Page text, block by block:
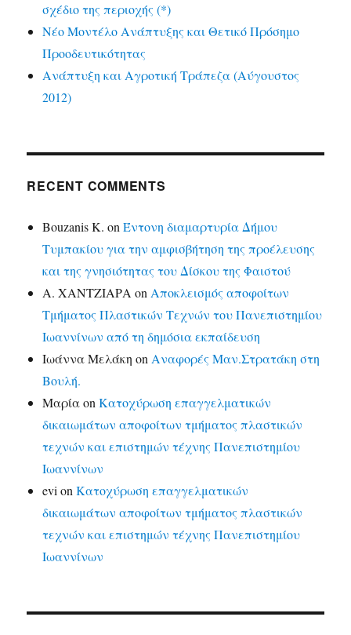
σχέδιο της περιοχής (*)
Νέο Μοντέλο Ανάπτυξης και Θετικό Πρόσημο
Προοδευτικότητας
Ανάπτυξη και Αγροτική Τράπεζα (Αύγουστος
2012)
RECENT COMMENTS
Bouzanis K. onΈντονη διαμαρτυρία Δήμου
Τυμπακίου για την αμφισβήτηση της προέλευσης
και της γνησιότητας του Δίσκου της Φαιστού
Α. ΧΑΝΤΖΙΑΡΑ on Αποκλεισμός αποφοίτων
Τμήματος Πλαστικών Τεχνών του Πανεπιστημίου
Ιωαννίνων από τη δημόσια εκπαίδευση
Ιωάννα Μελάκη on Αναφορές Μαν.Στρατάκη στη
Βουλή.
ΜαρίαonΚατοχύρωση επαγγελματικών
δικαιωμάτων αποφοίτων τμήματος πλαστικών
τεχνών και επιστημών τέχνης Πανεπιστημίου
Ιωαννίνων
evi onΚατοχύρωση επαγγελματικών
δικαιωμάτων αποφοίτων τμήματος πλαστικών
τεχνών και επιστημών τέχνης Πανεπιστημίου
Ιωαννίνων